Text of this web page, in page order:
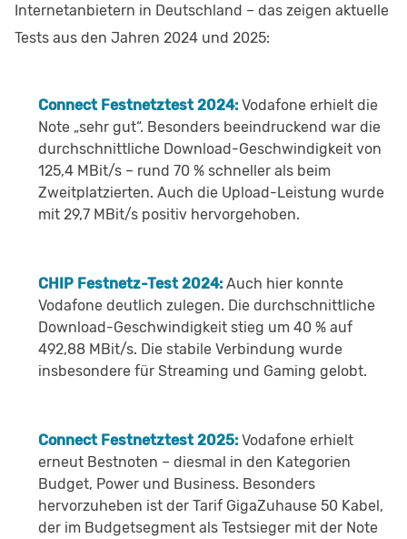
Internetanbietern in Deutschland – das zeigen aktuelle
Tests aus den Jahren 2024 und 2025:
Connect Festnetztest 2024: Vodafone erhielt die
Note „sehr gut“. Besonders beeindruckend war die
durchschnittliche Download-Geschwindigkeit von
125,4 MBit/s – rund 70 % schneller als beim
Zweitplatzierten. Auch die Upload-Leistung wurde
mit 29,7 MBit/s positiv hervorgehoben.
CHIP Festnetz-Test 2024: Auch hier konnte
Vodafone deutlich zulegen. Die durchschnittliche
Download-Geschwindigkeit stieg um 40 % auf
492,88 MBit/s. Die stabile Verbindung wurde
insbesondere für Streaming und Gaming gelobt.
Connect Festnetztest 2025: Vodafone erhielt
erneut Bestnoten – diesmal in den Kategorien
Budget, Power und Business. Besonders
hervorzuheben ist der Tarif GigaZuhause 50 Kabel,
der im Budgetsegment als Testsieger mit der Note